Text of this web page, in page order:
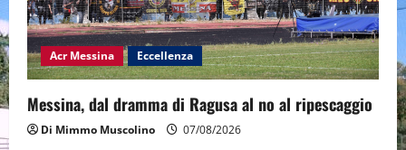
Acr Messina Eccellenza
Messina, dal dramma di Ragusa al no al ripescaggio
Di Mimmo Muscolino 07/08/2026